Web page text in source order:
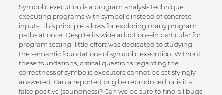
Symbolic execution is a program analysis technique
executing programs with symbolic instead of concrete
inputs. This principle allows for exploring many program
paths at once. Despite its wide adoption—in particular for
program testing–little effort was dedicated to studying
the semantic foundations of symbolic execution. Without
these foundations, critical questions regarding the
correctness of symbolic executors cannot be satisfyingly
answered: Can a reported bug be reproduced, or is it a
false positive (soundness)? Can we be sure to find all bugs